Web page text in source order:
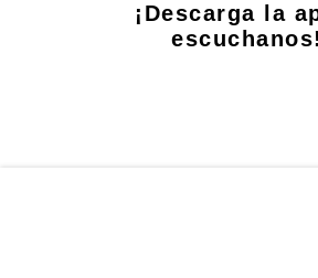
¡Descarga la
escuchanos!